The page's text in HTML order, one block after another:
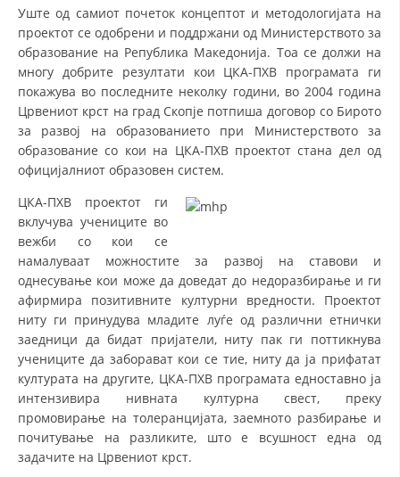
ПРОМОЦИЈА НА ХУМАНИ ВРЕДНОСТИ
УПОТРЕБА И ЗАШТИТА НА АМБЛЕМОТ
СОЦИЈАЛНО ХУМАНИТАРНА ДЕЈНОСТ
КАКО ДА ДОНИРАТЕ
ПОДГОТВЕНОСТ И ДЕЈСТВО ПРИ КАТАСТРОФИ
СПАСИТЕЛНА СТАНИЦА ВОДНО
ПРОЕКТИ – ПОДГОТВЕНОСТ И ДЕЈСТВУВАЊЕ ПРИ КАТАСТРОФИ
ОДНОСИ СО ЈАВНОСТ
МЕЃУНАРОДНА СОРАБОТКА
ДОГОВОРИ
ЗНАЧЕЊЕ НА СЛУЖБАТА ЗА БАРАЊЕ
Уште од самиот почеток концептот и методологијата на
проектот се одобрени и поддржани од Министерството за
образование на Република Македонија. Тоа се должи на
многу добрите резултати кои ЦКА-ПХВ програмата ги
покажува во последните неколку години, во 2004 година
Црвениот крст на град Скопје потпиша договор со Бирото
за развој на образованието при Министерството за
образование со кои на ЦКА-ПХВ проектот стана дел од
официјалниот образовен систем.
ЦКА-ПХВ проектот ги
вклучува учениците во
вежби со кои се
намалуваат можностите за развој на ставови и
однесување кои може да доведат до недоразбирање и ги
афирмира позитивните културни вредности. Проектот
ниту ги принудува младите луѓе од различни етнички
заедници да бидат пријатели, ниту пак ги поттикнува
учениците да заборават кои се тие, ниту да ја прифатат
културата на другите, ЦКА-ПХВ програмата едноставно ја
интензивира нивната културна свест, преку
промовирање на толеранцијата, заемното разбирање и
почитување на разликите, што е всушност една од
задачите на Црвениот крст.